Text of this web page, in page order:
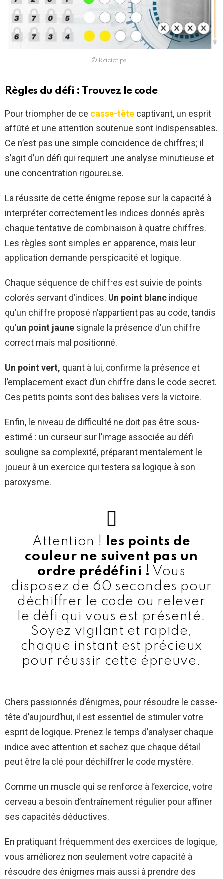
© Radiotips
Règles du défi : Trouvez le code
Pour triompher de ce casse-tête captivant, un esprit
affûté et une attention soutenue sont indispensables.
Ce n’est pas une simple coïncidence de chiffres; il
s’agit d’un défi qui requiert une analyse minutieuse et
une concentration rigoureuse.
La réussite de cette énigme repose sur la capacité à
interpréter correctement les indices donnés après
chaque tentative de combinaison à quatre chiffres.
Les règles sont simples en apparence, mais leur
application demande perspicacité et logique.
Chaque séquence de chiffres est suivie de points
colorés servant d’indices. Un point blanc indique
qu’un chiffre proposé n’appartient pas au code, tandis
qu’un point jaune signale la présence d’un chiffre
correct mais mal positionné.
Un point vert, quant à lui, confirme la présence et
l’emplacement exact d’un chiffre dans le code secret.
Ces petits points sont des balises vers la victoire.
Enfin, le niveau de difficulté ne doit pas être sous-
estimé : un curseur sur l’image associée au défi
souligne sa complexité, préparant mentalement le
joueur à un exercice qui testera sa logique à son
paroxysme.
Attention !
les points de
couleur ne suivent pas un
ordre prédéfini ! Vous
disposez de 60 secondes pour
déchiffrer le code ou relever
le défi qui vous est présenté.
Soyez vigilant et rapide,
chaque instant est précieux
pour réussir cette épreuve.
Chers passionnés d’énigmes, pour résoudre le casse-
tête d’aujourd’hui, il est essentiel de stimuler votre
esprit de logique. Prenez le temps d’analyser chaque
indice avec attention et sachez que chaque détail
peut être la clé pour déchiffrer le code mystère.
Comme un muscle qui se renforce à l’exercice, votre
cerveau a besoin d’entraînement régulier pour affiner
ses capacités déductives.
En pratiquant fréquemment des exercices de logique,
vous améliorez non seulement votre capacité à
résoudre des énigmes mais aussi à prendre des